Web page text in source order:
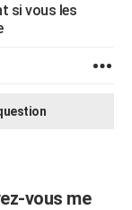
si vous les
vous me